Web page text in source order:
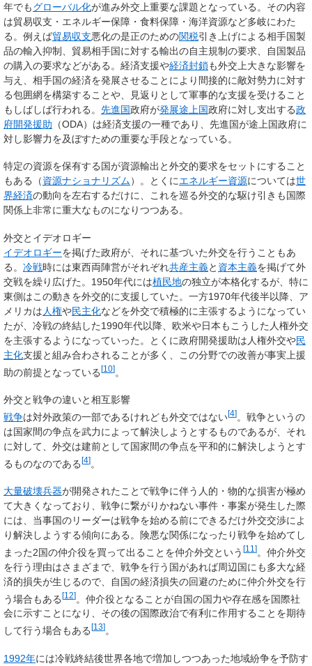
年でもグローバル化が進み外交上重要な課題となっている。その内容
は貿易収支・エネルギー保障・食料保障・海洋資源など多岐にわた
る。例えば貿易収支悪化の是正のための関税引き上げによる相手国製
品の輸入抑制、貿易相手国に対する輸出の自主規制の要求、自国製品
の購入の要求などがある。経済支援や経済封鎖も外交上大きな影響を
与え、相手国の経済を発展させることにより間接的に敵対勢力に対す
る包囲網を構築することや、見返りとして軍事的な支援を受けること
もしばしば行われる。 先進国政府が発展途上国政府に対し支出する政
府開発援助 （ODA）は経済支援の一種であり、先進国が途上国政府に
対し影響力を及ぼすための重要な手段となっている。
特定の資源を保有する国が資源輸出と外交的要求をセットにすること
もある（資源ナショナリズム）。とくにエネルギー資源については世
界経済の動向を左右するだけに、これを巡る外交的な駆け引きも国際
関係上非常に重大なものになりつつある。
外交とイデオロギー
イデオロギーを掲げた政府が、それに基づいた外交を行うこともあ
る。 冷戦時には東西両陣営がそれぞれ共産主義と 資本主義を掲げて外
交戦を繰り広げた。1950年代には植民地の独立が本格化するが、特に
東側はこの動きを外交的に支援していた。一方1970年代後半以降、ア
メリカは 人権や民主化などを外交で積極的に主張するようになってい
たが、冷戦の終結した1990年代以降、欧米や日本もこうした人権外交
を主張するようになっていった。とくに政府開発援助は人権外交や民
主化支援と組み合わされることが多く、この分野での改善が事実上援
助の前提となっている[10]。
外交と戦争の違いと相互影響
戦争は対外政策の一部であるけれども外交ではない[4] 。戦争というの
は国家間の争点を武力によって解決しようとするものであるが、それ
に対して、外交は建前として国家間の争点を平和的に解決しようとす
るものなのである[4]。
大量破壊兵器が開発されたことで戦争に伴う人的・物的な損害が極め
て大きくなっており、戦争に繋がりかねない事件・事案が発生した際
には、当事国のリーダーは戦争を始める前にできるだけ外交交渉によ
り解決しようする傾向にある。険悪な関係になったり戦争を始めてし
まった2国の仲介役を買って出ることを仲介外交という [11 ]。仲介外交
を行う理由はさまざまで、戦争を行う国があれば周辺国にも多大な経
済的損失が生じるので、自国の経済損失の回避のために仲介外交を行
う場合もある[12]。仲介役となることが自国の国力や存在感を国際社
会に示すことになり、その後の国際政治で有利に作用することを期待
して行う場合もある [13] 。
1992年には冷戦終結後世界各地で増加しつつあった地域紛争を予防す